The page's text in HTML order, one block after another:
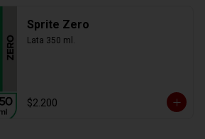
Sprite Zero
Lata 350 ml.
$2.200